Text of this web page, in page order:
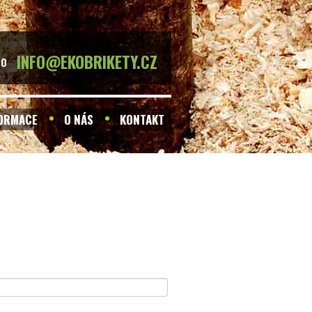
INFO@EKOBRIKETY.CZ
O NÁS KONTAKT